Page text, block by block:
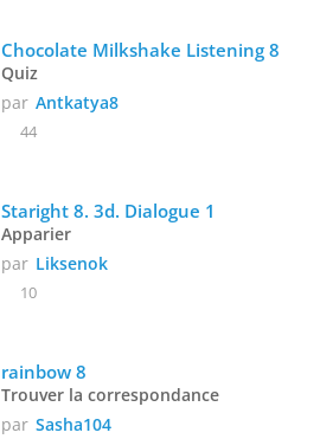
Chocolate Milkshake Listening 8
Quiz
par Antkatya8
44
Staright 8. 3d. Dialogue 1
Apparier
par Liksenok
10
rainbow 8
Trouver la correspondance
par Sasha104